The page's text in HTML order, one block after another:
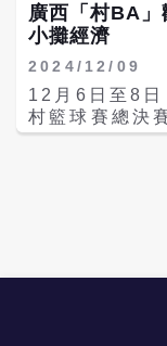
廣西「村BA
小攤經濟
2024/12/09
12月6日至8日
村籃球賽總決
廣西「村BA」）在
烈角逐，北海
契的團隊配合
宣布交換球權